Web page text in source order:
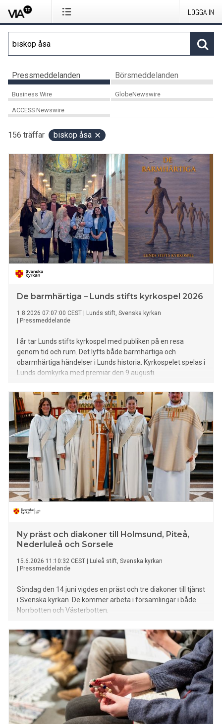
LOGGA IN
Pressmeddelanden Börsmeddelanden
Business Wire GlobeNewswire
ACCESS Newswire
156 träffar biskop åsa
De barmhärtiga – Lunds stifts kyrkospel 2026
1.8.2026 07:07:00 CEST
Lunds stift, Svenska kyrkan
Pressmeddelande
I år tar Lunds stifts kyrkospel med publiken på en resa
genom tid och rum. Det lyfts både barmhärtiga och
obarmhärtiga händelser i Lunds historia. Kyrkospelet spelas i
Lunds domkyrka med premiär den 9 augusti.
Ny präst och diakoner till Holmsund, Piteå,
Nederluleå och Sorsele
15.6.2026 11:10:32 CEST
Luleå stift, Svenska kyrkan
Pressmeddelande
Söndag den 14 juni vigdes en präst och tre diakoner till tjänst
i Svenska kyrkan. De kommer arbeta i församlingar i både
Norrbotten och Västerbotten.